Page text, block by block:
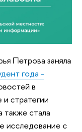
Петрова заняла
года -
в
стратегии
стала
исследование с